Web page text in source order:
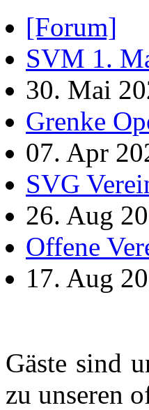
[Forum]
SVM 1.
30. Mai
Grenke
07. Apr
SVG
26. Aug
Offene
17. Aug
Gäste sind
zu unseren